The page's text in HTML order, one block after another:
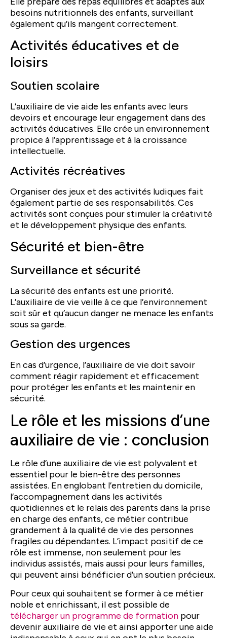
besoins nutritionnels des enfants, surveillant
également qu’ils mangent correctement.
Activités éducatives et de
loisirs
Soutien scolaire
L’auxiliaire de vie aide les enfants avec leurs
devoirs et encourage leur engagement dans des
activités éducatives. Elle crée un environnement
propice à l’apprentissage et à la croissance
intellectuelle.
Activités récréatives
Organiser des jeux et des activités ludiques fait
également partie de ses responsabilités. Ces
activités sont conçues pour stimuler la créativité
et le développement physique des enfants.
Sécurité et bien-être
Surveillance et sécurité
La sécurité des enfants est une priorité.
L’auxiliaire de vie veille à ce que l’environnement
soit sûr et qu’aucun danger ne menace les enfants
sous sa garde.
Gestion des urgences
En cas d’urgence, l’auxiliaire de vie doit savoir
comment réagir rapidement et efficacement
pour protéger les enfants et les maintenir en
sécurité.
Le rôle et les missions d’une
auxiliaire de vie : conclusion
Le rôle d’une auxiliaire de vie est polyvalent et
essentiel pour le bien-être des personnes
assistées. En englobant l’entretien du domicile,
l’accompagnement dans les activités
quotidiennes et le relais des parents dans la prise
en charge des enfants, ce métier contribue
grandement à la qualité de vie des personnes
fragiles ou dépendantes. L’impact positif de ce
rôle est immense, non seulement pour les
individus assistés, mais aussi pour leurs familles,
qui peuvent ainsi bénéficier d’un soutien précieux.
Pour ceux qui souhaitent se former à ce métier
noble et enrichissant, il est possible de
télécharger un programme de formation pour
devenir auxiliaire de vie et ainsi apporter une aide